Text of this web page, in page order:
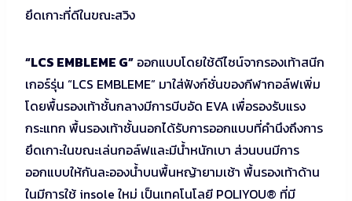
ยึดเกาะที่ดีในขณะสวิง
“LCS EMBLEME G” ออกแบบโดยใช้ดีไซน์จากรองเท้าสนีก
เกอร์รุ่น “LCS EMBLEME” มาใส่ฟังก์ชั่นของกีฬากอล์ฟเพิ่ม
โดยพื้นรองเท้าชั้นกลางมีการบีบอัด EVA เพื่อรองรับแรง
กระแทก พื้นรองเท้าชั้นนอกได้รับการออกแบบที่คำนึงถึงการ
ยึดเกาะในขณะเล่นกอล์ฟและมีน้ำหนักเบา ส่วนบนมีการ
ออกแบบให้กันละอองน้ำบนพื้นหญ้ายามเช้า พื้นรองเท้าด้าน
ในมีการใช้ insole ใหม่ เป็นเทคโนโลยี POLIYOU® ที่มี